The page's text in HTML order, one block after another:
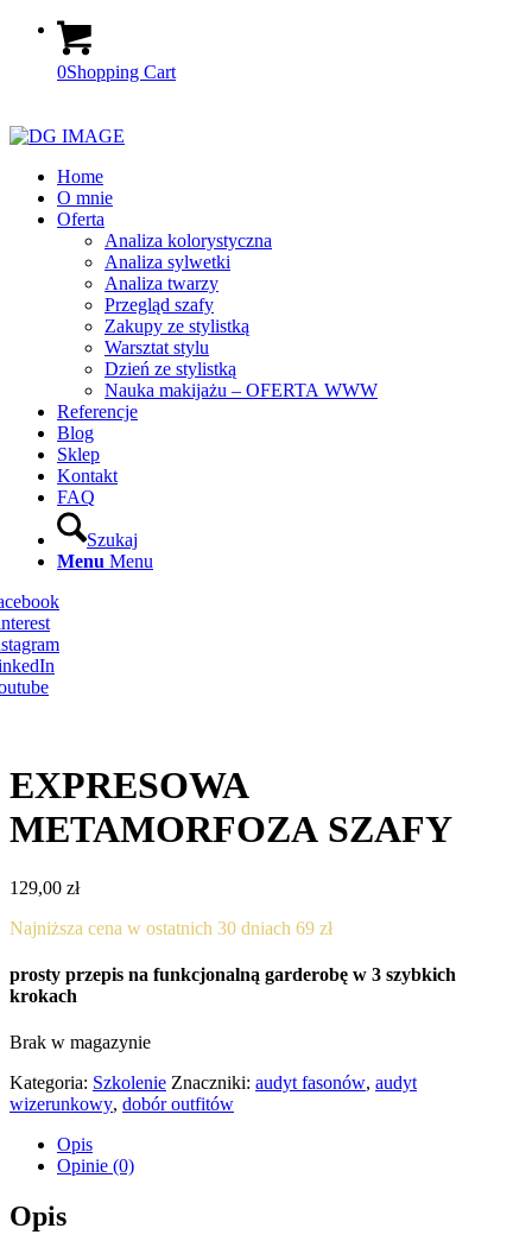
0Shopping Cart
Home
O mnie
Oferta
Analiza kolorystyczna
Analiza sylwetki
Analiza twarzy
Przegląd szafy
Zakupy ze stylistką
Warsztat stylu
Dzień ze stylistką
Nauka makijażu – OFERTA WWW
Referencje
Blog
Sklep
Kontakt
FAQ
Szukaj
Menu Menu
EXPRESOWA
METAMORFOZA SZAFY
129,00 zł
Najniższa cena w ostatnich 30 dniach 69 zł
prosty przepis na funkcjonalną garderobę w 3 szybkich
krokach
Brak w magazynie
Kategoria: Szkolenie Znaczniki: audyt fasonów, audyt
wizerunkowy, dobór outfitów
Opis
Opinie (0)
Opis